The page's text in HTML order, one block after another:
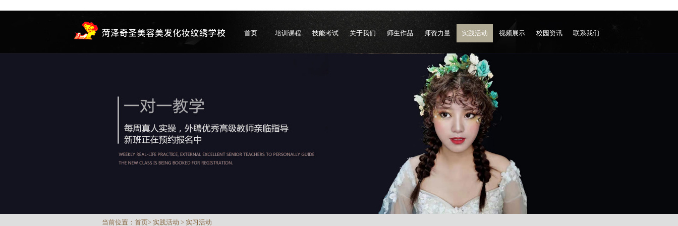
首页 培训课程 技能考试 关于我们 师生作品 师资力量 实践活动 视频展示 校园资讯 联系我们
当前位置： 首页> 实践活动 > 实习活动